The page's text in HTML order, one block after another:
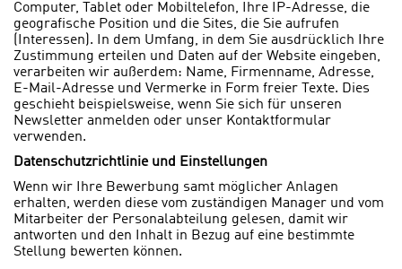
Computer, Tablet oder Mobiltelefon, Ihre IP-Adresse, die
geografische Position und die Sites, die Sie aufrufen
(Interessen). In dem Umfang, in dem Sie ausdrücklich Ihre
Zustimmung erteilen und Daten auf der Website eingeben,
verarbeiten wir außerdem: Name, Firmenname, Adresse,
E-Mail-Adresse und Vermerke in Form freier Texte. Dies
geschieht beispielsweise, wenn Sie sich für unseren
Newsletter anmelden oder unser Kontaktformular
verwenden.
Datenschutzrichtlinie und Einstellungen
Wenn wir Ihre Bewerbung samt möglicher Anlagen
erhalten, werden diese vom zuständigen Manager und vom
Mitarbeiter der Personalabteilung gelesen, damit wir
antworten und den Inhalt in Bezug auf eine bestimmte
Stellung bewerten können.